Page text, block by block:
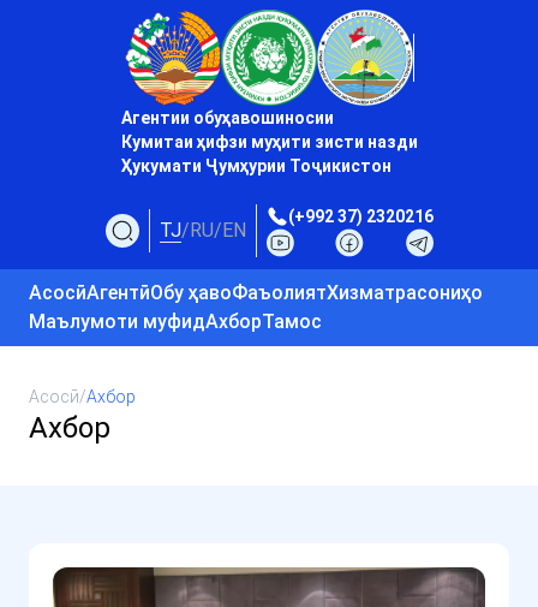
Агентии обуҳавошиносии
Кумитаи ҳифзи муҳити зисти назди
Ҳукумати Ҷумҳурии Тоҷикистон
TJ/RU/EN
(+992 37) 2320216
АсосӣАгентӣОбу ҳавоФаъолиятХизматрасониҳо
Маълумоти муфидАхборТамос
Асосӣ/Ахбор
Ахбор